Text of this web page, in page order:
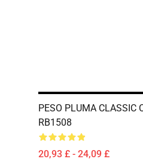
PESO PLUMA CLASSIC
RB1508
20,93 £ - 24,09 £